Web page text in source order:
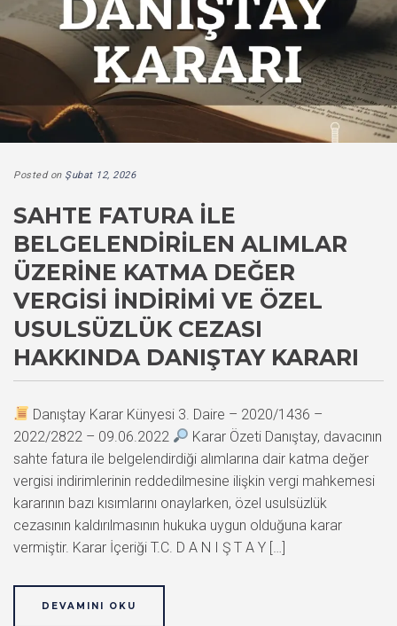
Posted on Şubat 12, 2026
SAHTE FATURA ILE
BELGELENDIRILEN ALIMLAR
ÜZERINE KATMA DEĞER
VERGISI İNDIRIMI VE ÖZEL
USULSÜZLÜK CEZASI
HAKKINDA DANIŞTAY KARARI
Danıştay Karar Künyesi 3. Daire – 2020/1436 –
2022/2822 – 09.06.2022
Karar Özeti Danıştay, davacının
sahte fatura ile belgelendirdiği alımlarına dair katma değer
vergisi indirimlerinin reddedilmesine ilişkin vergi mahkemesi
kararının bazı kısımlarını onaylarken, özel usulsüzlük
cezasının kaldırılmasının hukuka uygun olduğuna karar
vermiştir. Karar İçeriği T.C. D A N I Ş T A Y […]
DEVAMINI OKU